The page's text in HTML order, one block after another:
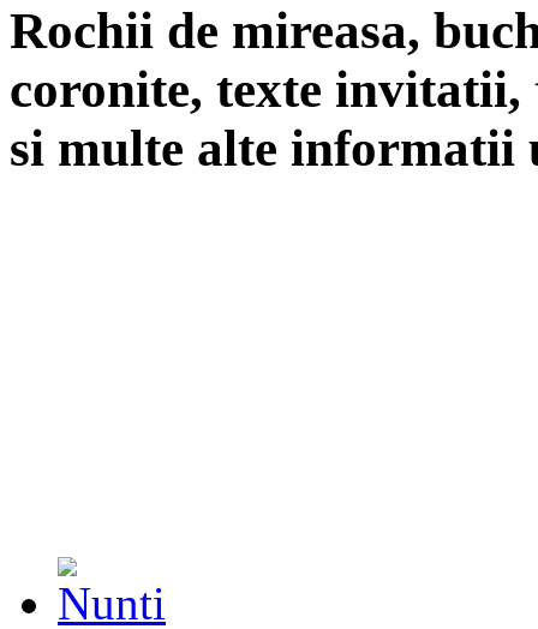
Rochii de mireasa,
coronite, texte
si multe alte informatii